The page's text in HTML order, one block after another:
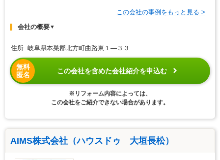
この会社の事例をもっと見る >
会社の概要▼
住所 岐阜県本巣郡北方町曲路東１―３３
無料
匿名
この会社を含めた会社紹介を申込む
※リフォーム内容によっては、
この会社をご紹介できない場合があります。
AIMS株式会社（ハウスドゥ 大垣長松）